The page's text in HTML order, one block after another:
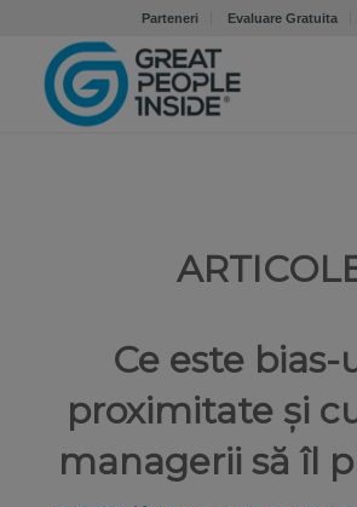
Parteneri Evaluare Gratuita
Ce este bias-
proximitate și
managerii să îl